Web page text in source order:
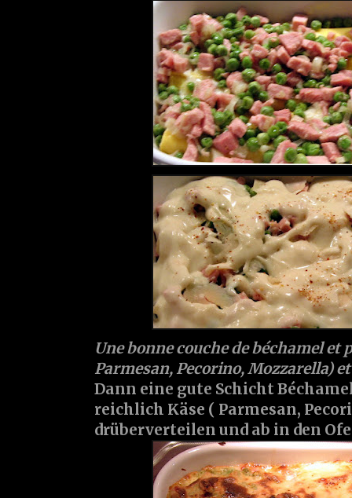
Une bonne couche de béchamel et
Parmesan, Pecorino, Mozzarella)
Dann eine gute Schicht
reichlich Käse ( Parmesan,
drüberverteilen und ab in den